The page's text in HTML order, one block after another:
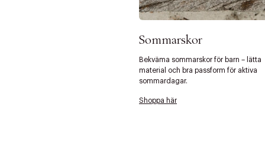
Sommarskor
Bekväma sommarskor för barn – lätta
material och bra passform för aktiva
sommardagar.
Shoppa här